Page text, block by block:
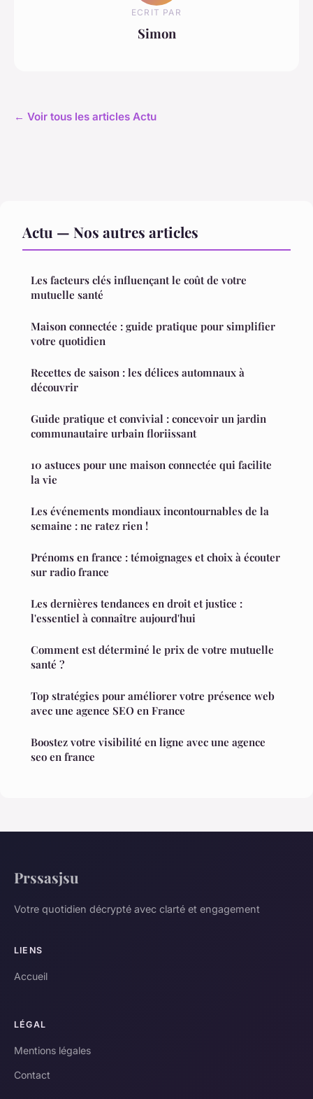
ECRIT PAR
Simon
← Voir tous les articles Actu
Actu — Nos autres articles
Les facteurs clés influençant le coût de votre
mutuelle santé
Maison connectée : guide pratique pour simplifier
votre quotidien
Recettes de saison : les délices automnaux à
découvrir
Guide pratique et convivial : concevoir un jardin
communautaire urbain floriissant
10 astuces pour une maison connectée qui facilite
la vie
Les événements mondiaux incontournables de la
semaine : ne ratez rien !
Prénoms en france : témoignages et choix à écouter
sur radio france
Les dernières tendances en droit et justice :
l'essentiel à connaître aujourd'hui
Comment est déterminé le prix de votre mutuelle
santé ?
Top stratégies pour améliorer votre présence web
avec une agence SEO en France
Boostez votre visibilité en ligne avec une agence
seo en france
Prssasjsu
Votre quotidien décrypté avec clarté et engagement
LIENS
Accueil
LÉGAL
Mentions légales
Contact